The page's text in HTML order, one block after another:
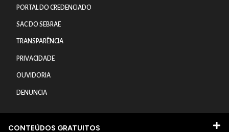
PORTAL DO CREDENCIADO
SAC DO SEBRAE
TRANSPARÊNCIA
PRIVACIDADE
OUVIDORIA
DENUNCIA
CONTEÚDOS GRATUITOS